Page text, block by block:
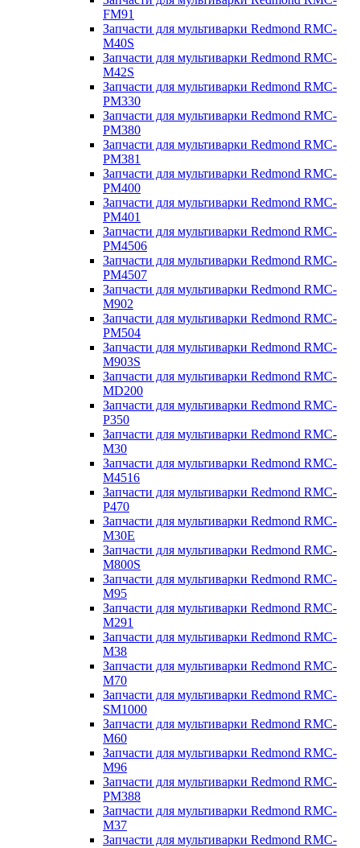
FM91
Запчасти для мультиварки Redmond RMC-
M40S
Запчасти для мультиварки Redmond RMC-
M42S
Запчасти для мультиварки Redmond RMC-
PM330
Запчасти для мультиварки Redmond RMC-
PM380
Запчасти для мультиварки Redmond RMC-
PM381
Запчасти для мультиварки Redmond RMC-
PM400
Запчасти для мультиварки Redmond RMC-
PM401
Запчасти для мультиварки Redmond RMC-
PM4506
Запчасти для мультиварки Redmond RMC-
PM4507
Запчасти для мультиварки Redmond RMC-
M902
Запчасти для мультиварки Redmond RMC-
PM504
Запчасти для мультиварки Redmond RMC-
M903S
Запчасти для мультиварки Redmond RMC-
MD200
Запчасти для мультиварки Redmond RMC-
P350
Запчасти для мультиварки Redmond RMC-
M30
Запчасти для мультиварки Redmond RMC-
M4516
Запчасти для мультиварки Redmond RMC-
P470
Запчасти для мультиварки Redmond RMC-
M30E
Запчасти для мультиварки Redmond RMC-
M800S
Запчасти для мультиварки Redmond RMC-
M95
Запчасти для мультиварки Redmond RMC-
M291
Запчасти для мультиварки Redmond RMC-
M38
Запчасти для мультиварки Redmond RMC-
M70
Запчасти для мультиварки Redmond RMC-
SM1000
Запчасти для мультиварки Redmond RMC-
M60
Запчасти для мультиварки Redmond RMC-
M96
Запчасти для мультиварки Redmond RMC-
PM388
Запчасти для мультиварки Redmond RMC-
M37
Запчасти для мультиварки Redmond RMC-